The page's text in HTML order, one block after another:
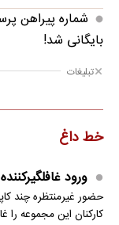
شماره پیراهن
بایگانی شد!
تبلیغات
خط داغ
ورود
حضور غیرمنتظره چند
کارکنان این مجموعه را